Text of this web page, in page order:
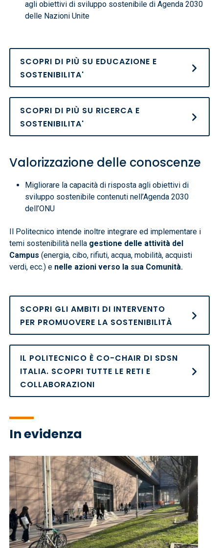
agli obiettivi di sviluppo sostenibile di Agenda 2030
delle Nazioni Unite
SCOPRI DI PIÙ SU EDUCAZIONE E
SOSTENIBILITA'
SCOPRI DI PIÙ SU RICERCA E
SOSTENIBILITA'
Valorizzazione delle conoscenze
Migliorare la capacità di risposta agli obiettivi di
sviluppo sostenibile contenuti nell’Agenda 2030
dell’ONU
Il Politecnico intende inoltre integrare ed implementare i
temi sostenibilità nella gestione delle attività del
Campus(energia, cibo, rifiuti, acqua, mobilità, acquisti
verdi, ecc.) e nelle azioni verso la sua Comunità.
SCOPRI GLI AMBITI DI INTERVENTO
PER PROMUOVERE LA SOSTENIBILITÀ
IL POLITECNICO È CO-CHAIR DI SDSN
ITALIA. SCOPRI TUTTE LE RETI E
COLLABORAZIONI
In evidenza
Immagine